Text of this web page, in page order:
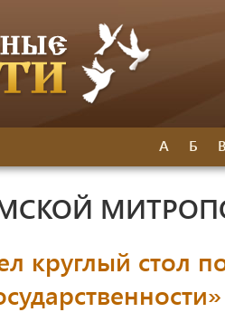
А Б
круглый стол